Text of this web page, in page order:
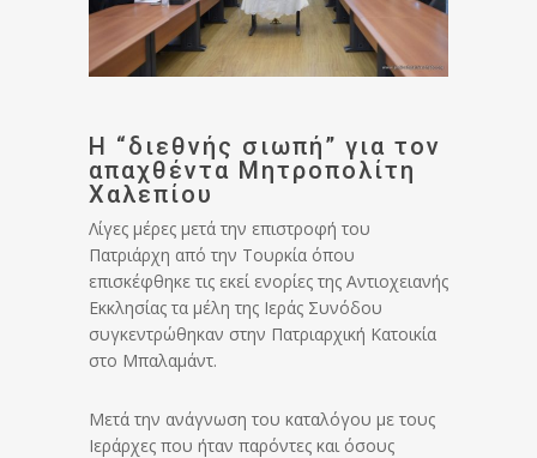
Η “διεθνής σιωπή” για τον
απαχθέντα Μητροπολίτη
Χαλεπίου
Λίγες μέρες μετά την επιστροφή του
Πατριάρχη από την Τουρκία όπου
επισκέφθηκε τις εκεί ενορίες της Αντιοχειανής
Εκκλησίας τα μέλη της Ιεράς Συνόδου
συγκεντρώθηκαν στην Πατριαρχική Κατοικία
στο Μπαλαμάντ.
Μετά την ανάγνωση του καταλόγου με τους
Ιεράρχες που ήταν παρόντες και όσους